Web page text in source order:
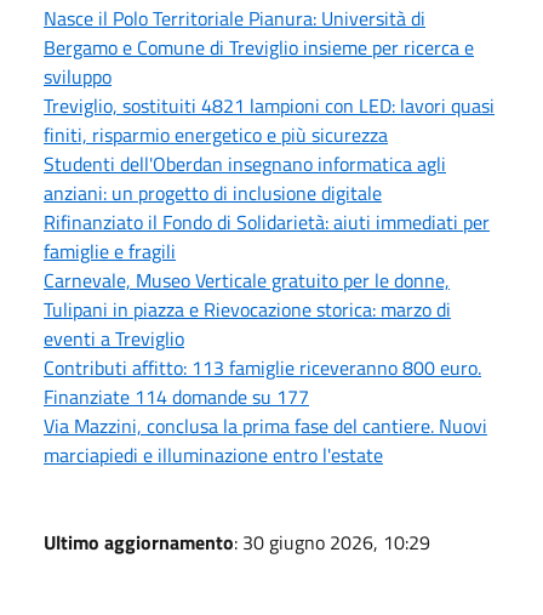
Nasce il Polo Territoriale Pianura: Università di
Bergamo e Comune di Treviglio insieme per ricerca e
sviluppo
Treviglio, sostituiti 4821 lampioni con LED: lavori quasi
finiti, risparmio energetico e più sicurezza
Studenti dell'Oberdan insegnano informatica agli
anziani: un progetto di inclusione digitale
Rifinanziato il Fondo di Solidarietà: aiuti immediati per
famiglie e fragili
Carnevale, Museo Verticale gratuito per le donne,
Tulipani in piazza e Rievocazione storica: marzo di
eventi a Treviglio
Contributi affitto: 113 famiglie riceveranno 800 euro.
Finanziate 114 domande su 177
Via Mazzini, conclusa la prima fase del cantiere. Nuovi
marciapiedi e illuminazione entro l'estate
Ultimo aggiornamento: 30 giugno 2026, 10:29